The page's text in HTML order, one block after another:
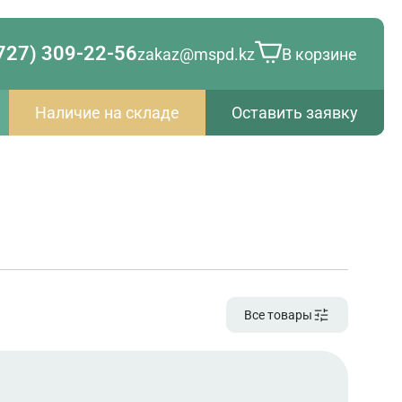
309-22-56zakaz@mspd.kz В корзине
Наличие на складе Оставить заявку
Все товары